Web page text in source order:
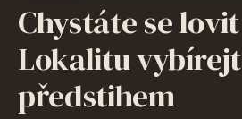
Chystáte se
Lokalitu
předstihem